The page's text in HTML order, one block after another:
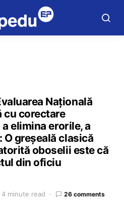
Națională
cu corectare
elimina erorile, a
O greșeală clasică
oboselii este că
din oficiu
4 minute read 26 comments